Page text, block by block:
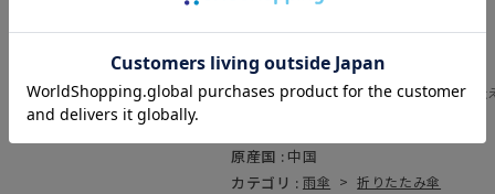
商品コード :31-007-10358-12
(お問い合わせの際には、上記品番をお伝
原産国 : 中国
カテゴリ : 雨傘 > 折りたたみ傘